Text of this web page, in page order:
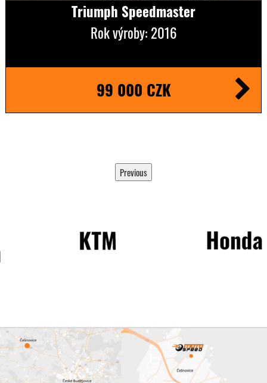
Triumph Speedmaster
Rok výroby: 2016
99 000 CZK
Previous